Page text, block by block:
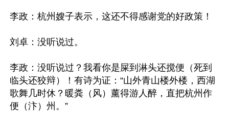
李政：杭州嫂子表示，这还不得感谢党的好政策！
刘卓：没听说过。
李政：没听说过？我看你是屎到淋头还搅便（死到
临头还狡辩）！有诗为证：“山外青山楼外楼，西湖
歌舞几时休？暖粪（风）薰得游人醉，直把杭州作
便（汴）州。”